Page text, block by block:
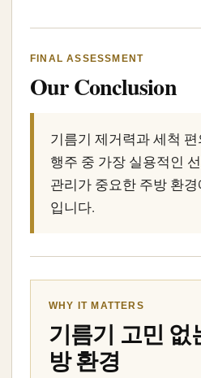
FINAL ASSESSMENT
Our Conclusion
기름기 제거력과 세척
행주 중 가장 실용적인
관리가 중요한 주방 환
입니다.
WHY IT MATTERS
기름기 고민 없
방 환경